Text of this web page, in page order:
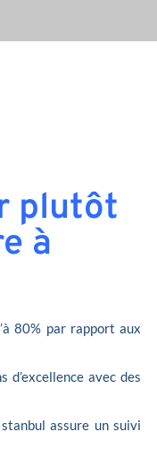
plutôt
à
80% par rapport aux
d’excellence avec des
assure un suivi